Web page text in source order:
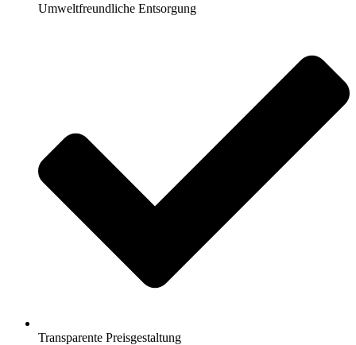
Umweltfreundliche Entsorgung
Transparente Preisgestaltung